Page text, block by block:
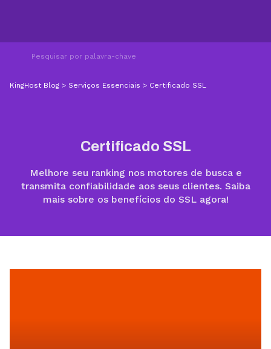
KingHost Blog > Serviços Essenciais > Certificado SSL
Certificado SSL
Melhore seu ranking nos motores de busca e
transmita confiabilidade aos seus clientes. Saiba
mais sobre os benefícios do SSL agora!